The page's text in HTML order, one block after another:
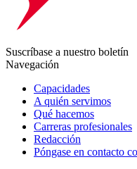
Suscríbase a nuestro boletín
Navegación
Capacidades
A quién servimos
Qué hacemos
Carreras profesionales
Redacción
Póngase en contacto